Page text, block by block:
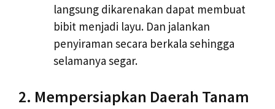
langsung dikarenakan dapat membuat
bibit menjadi layu. Dan jalankan
penyiraman secara berkala sehingga
selamanya segar.
2. Mempersiapkan Daerah Tanam